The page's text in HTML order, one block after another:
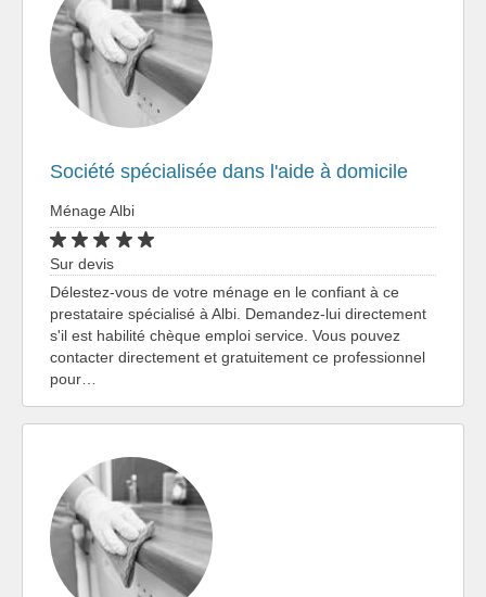
Société spécialisée dans l'aide à domicile
Ménage Albi
Sur devis
Délestez-vous de votre ménage en le confiant à ce
prestataire spécialisé à Albi. Demandez-lui directement
s'il est habilité chèque emploi service. Vous pouvez
contacter directement et gratuitement ce professionnel
pour…